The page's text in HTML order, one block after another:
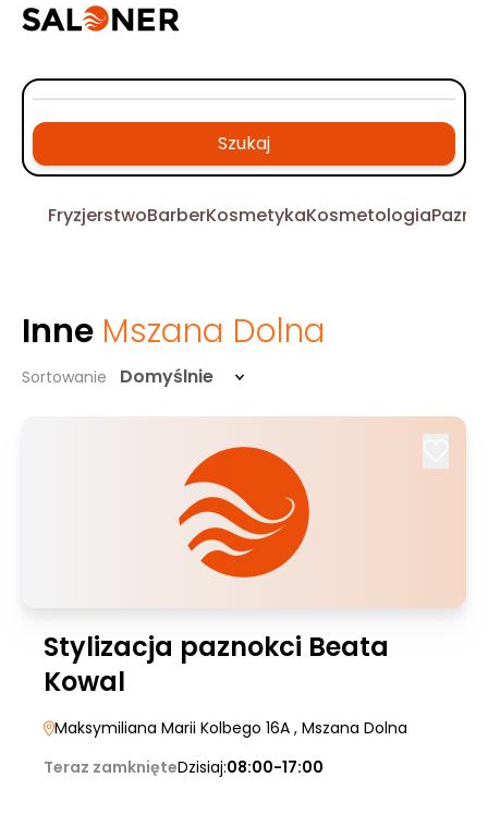
Szukaj
FryzjerstwoBarberKosmetykaKosmetologia
Inne Mszana Dolna
Sortowanie Domyślnie
Stylizacja paznokci Beata
Kowal
Maksymiliana Marii Kolbego 16A , Mszana Dolna
Teraz zamknięteDzisiaj:08:00-17:00